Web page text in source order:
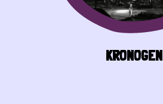
KRONOGEN